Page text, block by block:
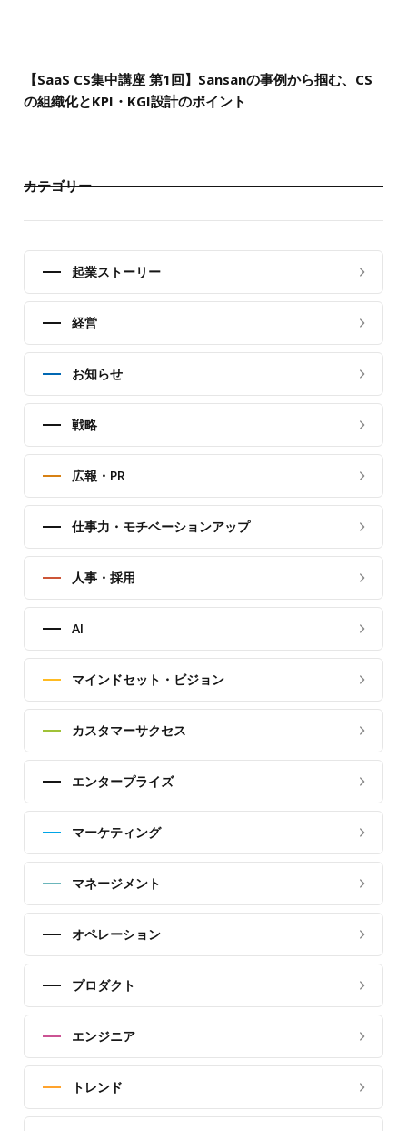
【SaaS CS集中講座 第1回】Sansanの事例から掴む、CS
の組織化とKPI・KGI設計のポイント
カテゴリー
起業ストーリー
経営
お知らせ
戦略
広報・PR
仕事力・モチベーションアップ
人事・採用
AI
マインドセット・ビジョン
カスタマーサクセス
エンタープライズ
マーケティング
マネージメント
オペレーション
プロダクト
エンジニア
トレンド